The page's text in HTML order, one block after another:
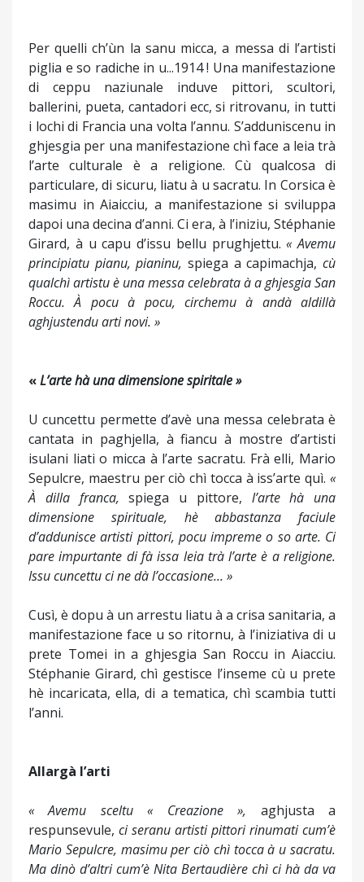
Per quelli ch’ùn la sanu micca, a messa di l’artisti
piglia e so radiche in u...1914 ! Una manifestazione
di ceppu naziunale induve pittori, scultori,
ballerini, pueta, cantadori ecc, si ritrovanu, in tutti
i lochi di Francia una volta l’annu. S’adduniscenu in
ghjesgia per una manifestazione chì face a leia trà
l’arte culturale è a religione. Cù qualcosa di
particulare, di sicuru, liatu à u sacratu. In Corsica è
masimu in Aiaicciu, a manifestazione si sviluppa
dapoi una decina d’anni. Ci era, à l’iniziu, Stéphanie
Girard, à u capu d’issu bellu prughjettu.« Avemu
principiatu pianu, pianinu, spiega a capimachja, cù
qualchì artistu è una messa celebrata à a ghjesgia San
Roccu. À pocu à pocu, circhemu à andà aldillà
aghjustendu arti novi. »
«L’arte hà una dimensione spiritale »
U cuncettu permette d’avè una messa celebrata è
cantata in paghjella, à fiancu à mostre d’artisti
isulani liati o micca à l’arte sacratu. Frà elli, Mario
Sepulcre, maestru per ciò chì tocca à iss’arte quì. «
À dilla franca,spiega u pittore, l’arte hà una
dimensione spirituale, hè abbastanza faciule
d’addunisce artisti pittori, pocu impreme o so arte. Ci
pare impurtante di fà issa leia trà l’arte è a religione.
Issu cuncettu ci ne dà l’occasione... »
Cusì, è dopu à un arrestu liatu à a crisa sanitaria, a
manifestazione face u so ritornu, à l’iniziativa di u
prete Tomei in a ghjesgia San Roccu in Aiacciu.
Stéphanie Girard, chì gestisce l’inseme cù u prete
hè incaricata, ella, di a tematica, chì scambia tutti
l’anni.
Allargà l’arti
« Avemu sceltu « Creazione », aghjusta a
respunsevule, ci seranu artisti pittori rinumati cum’è
Mario Sepulcre, masimu per ciò chì tocca à u sacratu.
Ma dinò d’altri cum’è Nita Bertaudière chì ci hà da va